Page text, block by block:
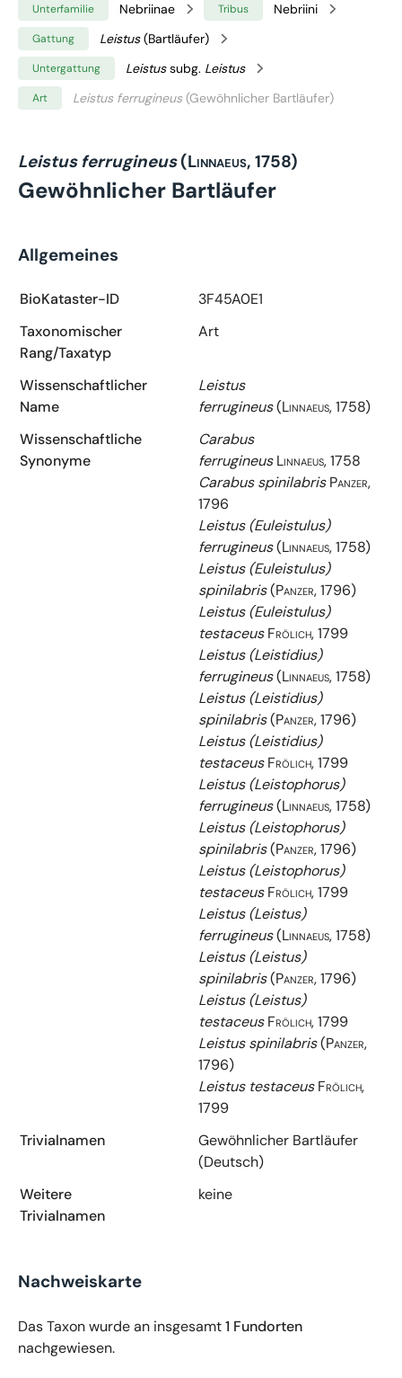
Unterfamilie Nebriinae Tribus Nebriini
Gattung Leistus(Bartläufer)
Untergattung Leistussubg. Leistus
Art Leistus ferrugineus(Gewöhnlicher Bartläufer)
Leistus ferrugineus(Linnaeus, 1758)
Gewöhnlicher Bartläufer
Allgemeines
BioKataster-ID
3F45A0E1
Taxonomischer
Rang/Taxatyp
Art
Wissenschaftlicher
Name
Leistus
ferrugineus(Linnaeus, 1758)
Wissenschaftliche
Synonyme
Carabus
ferrugineus Linnaeus, 1758
Carabus spinilabris Panzer,
1796
Leistus (Euleistulus)
ferrugineus(Linnaeus, 1758)
Leistus (Euleistulus)
spinilabris(Panzer, 1796)
Leistus (Euleistulus)
testaceus Frölich, 1799
Leistus (Leistidius)
ferrugineus(Linnaeus, 1758)
Leistus (Leistidius)
spinilabris(Panzer, 1796)
Leistus (Leistidius)
testaceus Frölich, 1799
Leistus (Leistophorus)
ferrugineus(Linnaeus, 1758)
Leistus (Leistophorus)
spinilabris(Panzer, 1796)
Leistus (Leistophorus)
testaceus Frölich, 1799
Leistus (Leistus)
ferrugineus(Linnaeus, 1758)
Leistus (Leistus)
spinilabris(Panzer, 1796)
Leistus (Leistus)
testaceus Frölich, 1799
Leistus spinilabris(Panzer,
1796)
Leistus testaceus Frölich,
1799
Trivialnamen
Gewöhnlicher Bartläufer
(Deutsch)
Weitere
Trivialnamen
keine
Nachweiskarte
Das Taxon wurde an insgesamt1 Fundorten
nachgewiesen.